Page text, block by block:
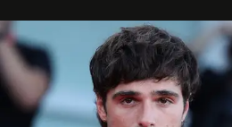
all’universo i desideri più segreti